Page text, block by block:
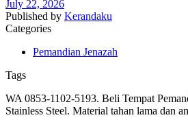
July 22, 2026
Published by Kerandaku
Categories
Pemandian Jenazah
Tags
WA 0853-1102-5193. Beli Tempat
Stainless Steel. Material tahan lama dan